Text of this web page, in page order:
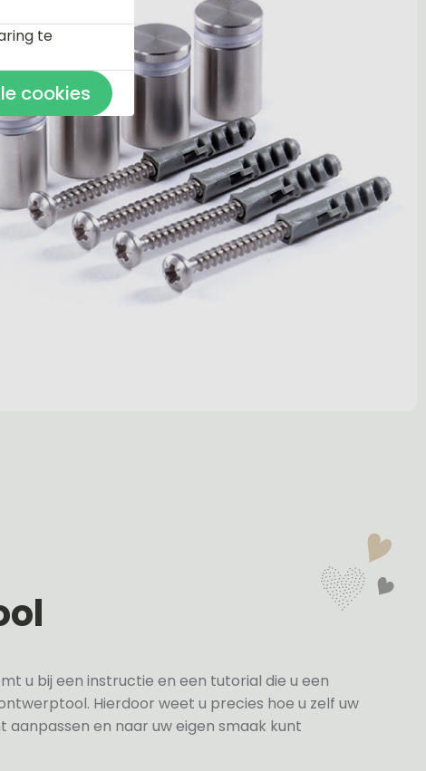
u bij een instructie en een tutorial die u een
Hierdoor weet u precies hoe u zelf uw
en naar uw eigen smaak kunt
te
cookies